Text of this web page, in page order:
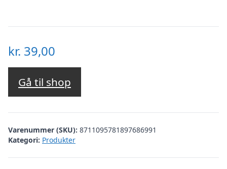
kr. 39,00
Gå til shop
Varenummer (SKU): 8711095781897686991
Kategori: Produkter